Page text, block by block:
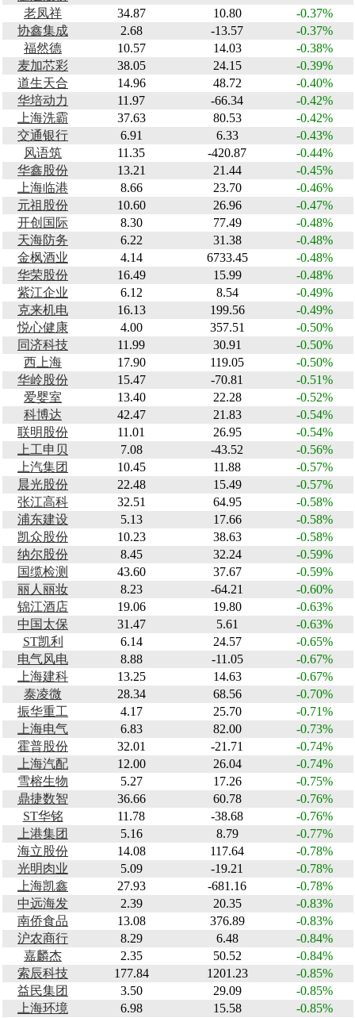
老凤祥
34.87 10.80
-0.37%
协鑫集成
2.68 -13.57
-0.37%
福然德
10.57 14.03
-0.38%
麦加芯彩
38.05 24.15
-0.39%
道生天合
14.96 48.72
-0.40%
华培动力
11.97 -66.34
-0.42%
上海洗霸
37.63 80.53
-0.42%
交通银行
6.91 6.33
-0.43%
风语筑
11.35 -420.87
-0.44%
华鑫股份
13.21 21.44
-0.45%
上海临港
8.66 23.70
-0.46%
元祖股份
10.60 26.96
-0.47%
开创国际
8.30 77.49
-0.48%
天海防务
6.22 31.38
-0.48%
金枫酒业
4.14 6733.45
-0.48%
华荣股份
16.49 15.99
-0.48%
紫江企业
6.12 8.54
-0.49%
克来机电
16.13 199.56
-0.49%
悦心健康
4.00 357.51
-0.50%
同济科技
11.99 30.91
-0.50%
西上海
17.90 119.05
-0.50%
华岭股份
15.47 -70.81
-0.51%
爱婴室
13.40 22.28
-0.52%
科博达
42.47 21.83
-0.54%
联明股份
11.01 26.95
-0.54%
上工申贝
7.08 -43.52
-0.56%
上汽集团
10.45 11.88
-0.57%
晨光股份
22.48 15.49
-0.57%
张江高科
32.51 64.95
-0.58%
浦东建设
5.13 17.66
-0.58%
凯众股份
10.23 38.63
-0.58%
纳尔股份
8.45 32.24
-0.59%
国缆检测
43.60 37.67
-0.59%
丽人丽妆
8.23 -64.21
-0.60%
锦江酒店
19.06 19.80
-0.63%
中国太保
31.47 5.61
-0.63%
ST凯利
6.14 24.57
-0.65%
电气风电
8.88 -11.05
-0.67%
上海建科
13.25 14.63
-0.67%
泰凌微
28.34 68.56
-0.70%
振华重工
4.17 25.70
-0.71%
上海电气
6.83 82.00
-0.73%
霍普股份
32.01 -21.71
-0.74%
上海汽配
12.00 26.04
-0.74%
雪榕生物
5.27 17.26
-0.75%
鼎捷数智
36.66 60.78
-0.76%
ST华铭
11.78 -38.68
-0.76%
上港集团
5.16 8.79
-0.77%
海立股份
14.08 117.64
-0.78%
光明肉业
5.09 -19.21
-0.78%
上海凯鑫
27.93 -681.16
-0.78%
中远海发
2.39 20.35
-0.83%
南侨食品
13.08 376.89
-0.83%
沪农商行
8.29 6.48
-0.84%
嘉麟杰
2.35 50.52
-0.84%
索辰科技
177.84 1201.23
-0.85%
益民集团
3.50 29.09
-0.85%
上海环境
6.98 15.58
-0.85%